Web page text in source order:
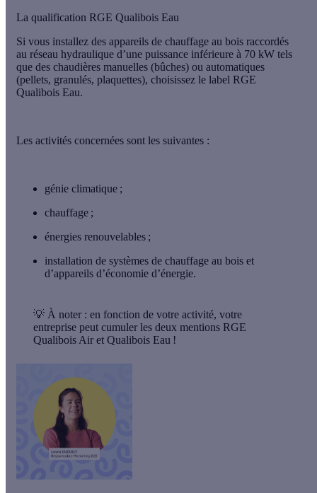
La qualification RGE Qualibois Eau
Si vous installez des appareils de chauffage au bois raccordés
au réseau hydraulique d’une puissance inférieure à 70 kW tels
que des chaudières manuelles (bûches) ou automatiques
(pellets, granulés, plaquettes), choisissez le label RGE
Qualibois Eau.
Les activités concernées sont les suivantes :
génie climatique ;
chauffage ;
énergies renouvelables ;
installation de systèmes de chauffage au bois et
d’appareils d’économie d’énergie.
💡 À noter : en fonction de votre activité, votre
entreprise peut cumuler les deux mentions RGE
Qualibois Air et Qualibois Eau !